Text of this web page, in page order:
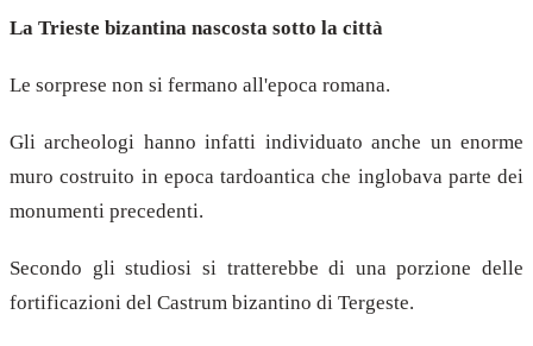
La Trieste bizantina nascosta sotto la città
Le sorprese non si fermano all'epoca romana.
Gli archeologi hanno infatti individuato anche un enorme
muro costruito in epoca tardoantica che inglobava parte dei
monumenti precedenti.
Secondo gli studiosi si tratterebbe di una porzione delle
fortificazioni del Castrum bizantino di Tergeste.